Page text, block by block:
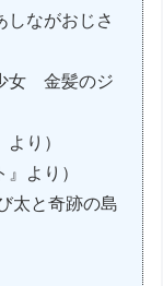
ながおじさ
女 金髪のジ
り）
より）
太と奇跡の島